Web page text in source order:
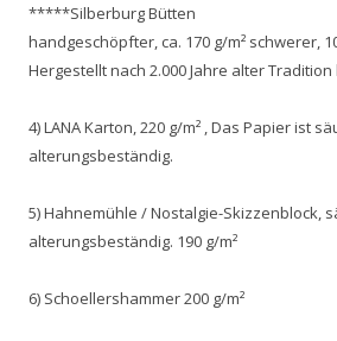
*****Silberburg Bütten
handgeschöpfter, ca. 170 g/m² schwerer,
Hergestellt nach 2.000 Jahre alter
4) LANA Karton, 220 g/m² , Das Papier ist
alterungsbeständig.
5) Hahnemühle / Nostalgie-Skizzenblock,
alterungsbeständig. 190 g/m²
6) Schoellershammer 200 g/m²